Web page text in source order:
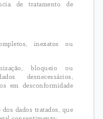
de tratamento de
inexatos ou
bloqueio ou
desnecessários,
em desconformidade
dados tratados, que